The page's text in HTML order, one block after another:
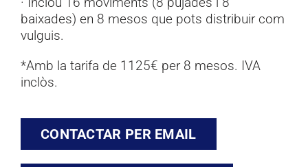
baixades) en 8 mesos que pots distribuir com
vulguis.
*Amb la tarifa de 1125€ per 8 mesos. IVA
inclòs.
CONTACTAR PER EMAIL